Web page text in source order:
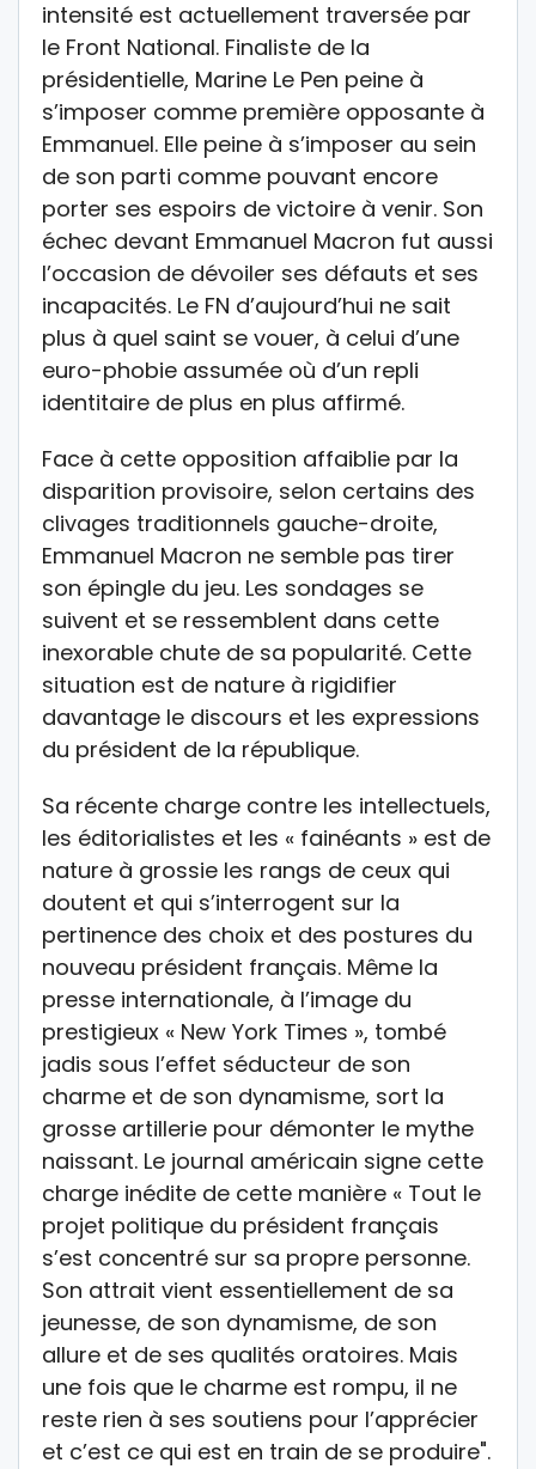
intensité est actuellement traversée par
le Front National. Finaliste de la
présidentielle, Marine Le Pen peine à
s’imposer comme première opposante à
Emmanuel. Elle peine à s’imposer au sein
de son parti comme pouvant encore
porter ses espoirs de victoire à venir. Son
échec devant Emmanuel Macron fut aussi
l’occasion de dévoiler ses défauts et ses
incapacités. Le FN d’aujourd’hui ne sait
plus à quel saint se vouer, à celui d’une
euro-phobie assumée où d’un repli
identitaire de plus en plus affirmé.
Face à cette opposition affaiblie par la
disparition provisoire, selon certains des
clivages traditionnels gauche-droite,
Emmanuel Macron ne semble pas tirer
son épingle du jeu. Les sondages se
suivent et se ressemblent dans cette
inexorable chute de sa popularité. Cette
situation est de nature à rigidifier
davantage le discours et les expressions
du président de la république.
Sa récente charge contre les intellectuels,
les éditorialistes et les « fainéants » est de
nature à grossie les rangs de ceux qui
doutent et qui s’interrogent sur la
pertinence des choix et des postures du
nouveau président français. Même la
presse internationale, à l’image du
prestigieux « New York Times », tombé
jadis sous l’effet séducteur de son
charme et de son dynamisme, sort la
grosse artillerie pour démonter le mythe
naissant. Le journal américain signe cette
charge inédite de cette manière « Tout le
projet politique du président français
s’est concentré sur sa propre personne.
Son attrait vient essentiellement de sa
jeunesse, de son dynamisme, de son
allure et de ses qualités oratoires. Mais
une fois que le charme est rompu, il ne
reste rien à ses soutiens pour l’apprécier
et c’est ce qui est en train de se produire".